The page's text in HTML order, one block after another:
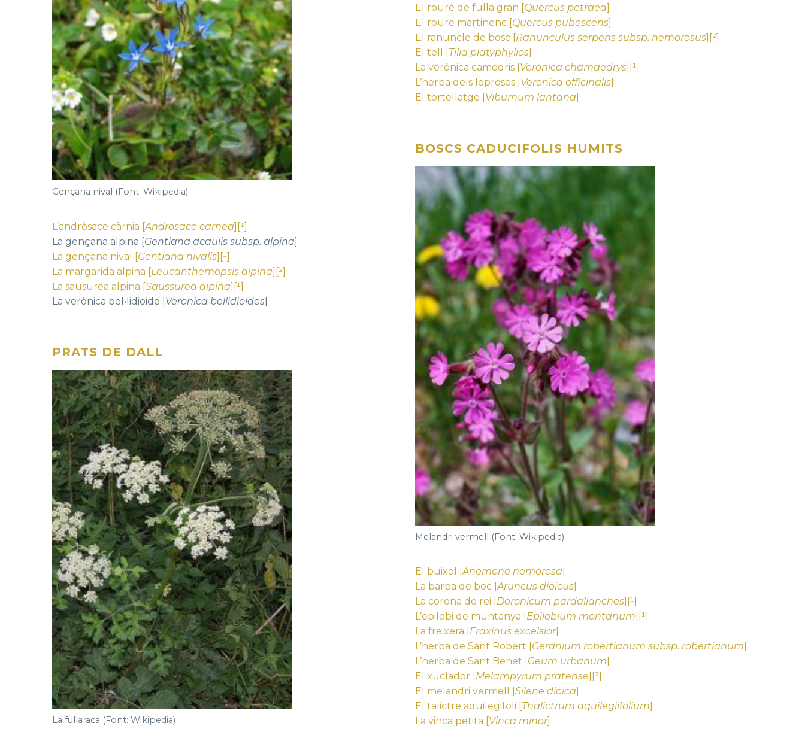
Gençana nival (Font: Wikipedia)
L’andròsace càrnia [Androsace carnea][¹]
La gençana alpina [Gentiana acaulis subsp. alpina]
La gençana nival [Gentiana nivalis][¹]
La margarida alpina [Leucanthemopsis alpina][²]
La sausurea alpina [Saussurea alpina][¹]
La verònica bel•lidioide [Veronica bellidioides]
PRATS DE DALL
La fullaraca (Font: Wikipedia)
El roure de fulla gran [Quercus petraea]
El roure martinenc [Quercus pubescens]
El ranuncle de bosc [Ranunculus serpens subsp. nemorosus][²]
El tell [Tilia platyphyllos]
La verònica camedris [Veronica chamaedrys][¹]
L’herba dels leprosos [Veronica officinalis]
El tortellatge [Viburnum lantana]
BOSCS CADUCIFOLIS HUMITS
Melandri vermell (Font: Wikipedia)
El buixol [Anemone nemorosa
La barba de boc [Aruncus dioicus
La corona de rei [ Doronicum pardalianches ][¹]
L’epilobi de muntanya [ Epilobium montanum ][¹]
La freixera [ Fraxinus excelsior]
L’herba de Sant Robert [ Geranium robertianum subsp. robertianum
L’herba de Sant Benet [ Geum urbanum
El xuclador [ Melampyrum pratense ][²]
El melandri vermell [ Silene dioica
El talictre aquilegifoli [ Thalictrum aquilegiifolium
La vinca petita [ Vinca minor]